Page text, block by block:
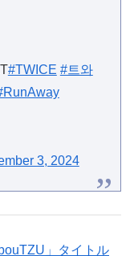
#TWICE #트와
3, 2024